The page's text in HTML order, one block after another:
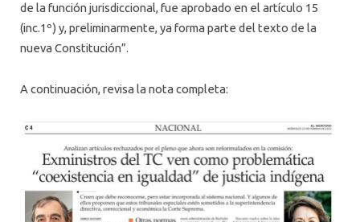
de la función jurisdiccional, fue aprobado en el artículo 15
(inc.1º) y, preliminarmente, ya forma parte del texto de la
nueva Constitución”.
A continuación, revisa la nota completa: